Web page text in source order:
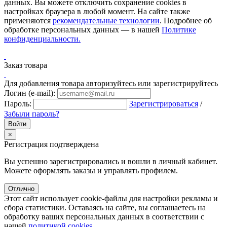
данных. Вы можете отключить сохранение cookies в
настройках браузера в любой момент. На сайте также
применяются рекомендательные технологии. Подробнее об
обработке персональных данных — в нашей Политике
конфиденциальности.
Заказ товара
Для добавления товара авторизуйтесь или зарегистрируйтесь
Логин (e-mail):
Пароль:
Зарегистрироваться /
Забыли пароль?
×
Регистрация подтверждена
Вы успешно зарегистрировались и вошли в личный кабинет.
Можете оформлять заказы и управлять профилем.
Отлично
Этот сайт использует cookie-файлы для настройки рекламы и
сбора статистики. Оставаясь на сайте, вы соглашаетесь на
обработку ваших персональных данных в соответствии с